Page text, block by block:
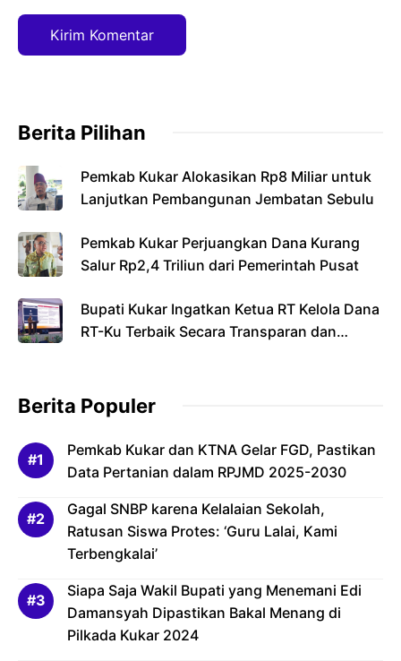
Berita Pilihan
Pemkab Kukar Alokasikan Rp8 Miliar untuk
Lanjutkan Pembangunan Jembatan Sebulu
Pemkab Kukar Perjuangkan Dana Kurang
Salur Rp2,4 Triliun dari Pemerintah Pusat
Bupati Kukar Ingatkan Ketua RT Kelola Dana
RT-Ku Terbaik Secara Transparan dan
Berita Populer
Pemkab Kukar dan KTNA Gelar FGD, Pastikan
Data Pertanian dalam RPJMD 2025-2030
Gagal SNBP karena Kelalaian Sekolah,
Ratusan Siswa Protes: ‘Guru Lalai, Kami
Terbengkalai’
Siapa Saja Wakil Bupati yang Menemani Edi
Damansyah Dipastikan Bakal Menang di
Pilkada Kukar 2024